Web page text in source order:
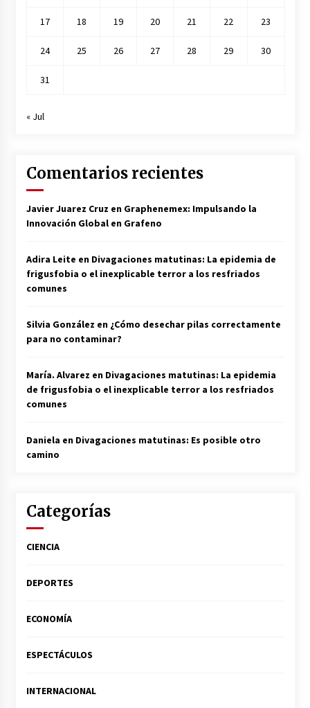
17 18 19 20 21 22 23
24 25 26 27 28 29 30
31
« Jul
Comentarios recientes
Javier Juarez Cruz en Graphenemex: Impulsando la
Innovación Global en Grafeno
Adira Leite en Divagaciones matutinas: La epidemia de
frigusfobia o el inexplicable terror a los resfriados
comunes
Silvia González en ¿Cómo desechar pilas correctamente
para no contaminar?
María. Alvarez en Divagaciones matutinas: La epidemia
de frigusfobia o el inexplicable terror a los resfriados
comunes
Daniela en Divagaciones matutinas: Es posible otro
camino
Categorías
CIENCIA
DEPORTES
ECONOMÍA
ESPECTÁCULOS
INTERNACIONAL